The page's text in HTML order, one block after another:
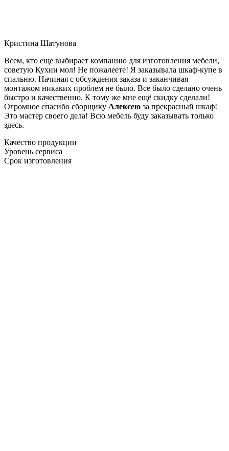
Кристина Шатунова
Всем, кто еще выбирает компанию для изготовления мебели,
советую Кухни мол! Не пожалеете! Я заказывала шкаф-купе в
спальню. Начиная с обсуждения заказа и заканчивая
монтажом никаких проблем не было. Все было сделано очень
быстро и качественно. К тому же мне ещё скидку сделали!
Огромное спасибо сборщику Алексею за прекрасный шкаф!
Это мастер своего дела! Всю мебель буду заказывать только
здесь.
Качество продукции
Уровень сервиса
Срок изготовления